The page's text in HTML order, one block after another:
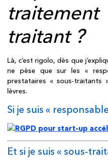
traitant ?
Là, c’est rigolo, dès que
ne pèse que sur les «
prestataires « sous-traitants
lèvres.
Si je suis «
Et si je suis « sous-